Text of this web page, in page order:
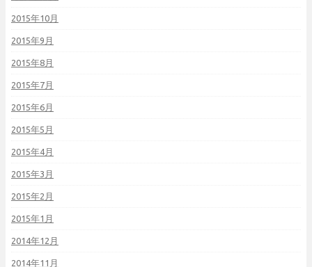
2015年10月
2015年9月
2015年8月
2015年7月
2015年6月
2015年5月
2015年4月
2015年3月
2015年2月
2015年1月
2014年12月
2014年11月